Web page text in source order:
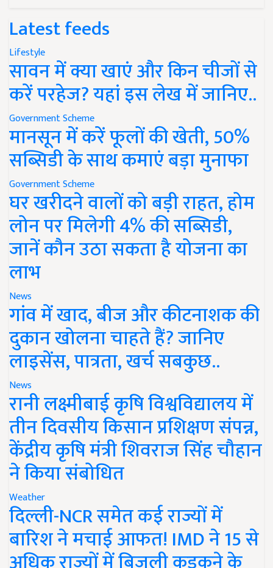
Latest feeds
Lifestyle
सावन में क्या खाएं और किन चीजों से
करें परहेज? यहां इस लेख में जानिए..
Government Scheme
मानसून में करें फूलों की खेती, 50%
सब्सिडी के साथ कमाएं बड़ा मुनाफा
Government Scheme
घर खरीदने वालों को बड़ी राहत, होम
लोन पर मिलेगी 4% की सब्सिडी,
जानें कौन उठा सकता है योजना का
लाभ
News
गांव में खाद, बीज और कीटनाशक की
दुकान खोलना चाहते हैं? जानिए
लाइसेंस, पात्रता, खर्च सबकुछ..
News
रानी लक्ष्मीबाई कृषि विश्वविद्यालय में
तीन दिवसीय किसान प्रशिक्षण संपन्न,
केंद्रीय कृषि मंत्री शिवराज सिंह चौहान
ने किया संबोधित
Weather
दिल्ली-NCR समेत कई राज्यों में
बारिश ने मचाई आफत! IMD ने 15 से